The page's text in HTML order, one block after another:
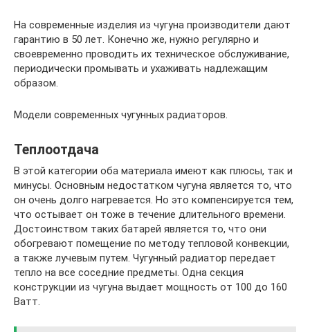
На современные изделия из чугуна производители дают
гарантию в 50 лет. Конечно же, нужно регулярно и
своевременно проводить их техническое обслуживание,
периодически промывать и ухаживать надлежащим
образом.
Модели современных чугунных радиаторов.
Теплоотдача
В этой категории оба материала имеют как плюсы, так и
минусы. Основным недостатком чугуна является то, что
он очень долго нагревается. Но это компенсируется тем,
что остывает он тоже в течение длительного времени.
Достоинством таких батарей является то, что они
обогревают помещение по методу тепловой конвекции,
а также лучевым путем. Чугунный радиатор передает
тепло на все соседние предметы. Одна секция
конструкции из чугуна выдает мощность от 100 до 160
Ватт.